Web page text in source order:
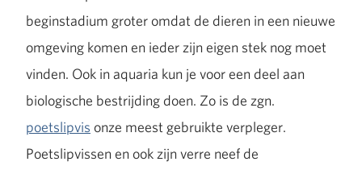
beginstadium groter omdat de dieren in een nieuwe
omgeving komen en ieder zijn eigen stek nog moet
vinden. Ook in aquaria kun je voor een deel aan
biologische bestrijding doen. Zo is de zgn.
poetslipvis onze meest gebruikte verpleger.
Poetslipvissen en ook zijn verre neef de